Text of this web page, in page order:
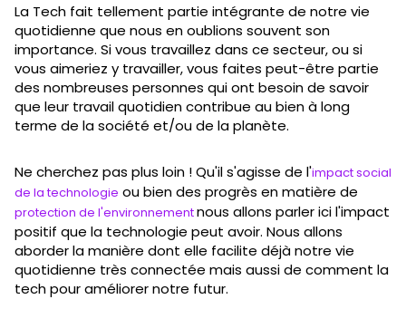
La Tech fait tellement partie intégrante de notre vie
quotidienne que nous en oublions souvent son
importance. Si vous travaillez dans ce secteur, ou si
vous aimeriez y travailler, vous faites peut-être partie
des nombreuses personnes qui ont besoin de savoir
que leur travail quotidien contribue au bien à long
terme de la société et/ou de la planète.
Ne cherchez pas plus loin ! Qu'il s'agisse de l'impact social
de la technologie ou bien des progrès en matière de
protection de l'environnementnous allons parler ici l'impact
positif que la technologie peut avoir. Nous allons
aborder la manière dont elle facilite déjà notre vie
quotidienne très connectée mais aussi de comment la
tech pour améliorer notre futur.